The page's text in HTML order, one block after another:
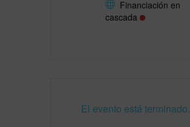
Financiación en
cascada
El evento está terminado.